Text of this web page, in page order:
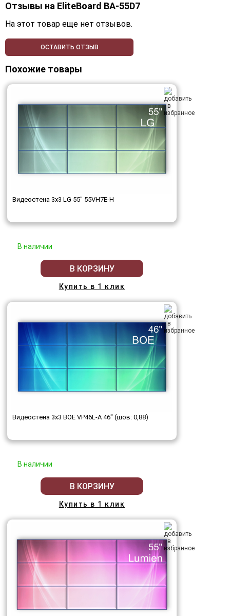
Отзывы на EliteBoard BA-55D7
На этот товар еще нет отзывов.
ОСТАВИТЬ ОТЗЫВ
Похожие товары
Видеостена 3x3 LG 55" 55VH7E-H
В наличии
В КОРЗИНУ
Купить в 1 клик
Видеостена 3x3 BOE VP46L-A 46" (шов: 0,88)
В наличии
В КОРЗИНУ
Купить в 1 клик